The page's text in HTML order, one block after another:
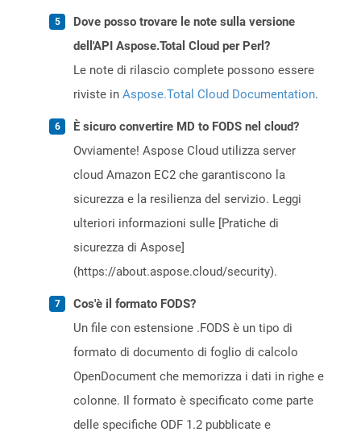
Dove posso trovare le note sulla versione
dell'API Aspose.Total Cloud per Perl?
Le note di rilascio complete possono essere
riviste in Aspose.Total Cloud Documentation.
È sicuro convertire MD to FODS nel cloud?
Ovviamente! Aspose Cloud utilizza server
cloud Amazon EC2 che garantiscono la
sicurezza e la resilienza del servizio. Leggi
ulteriori informazioni sulle [Pratiche di
sicurezza di Aspose]
(https://about.aspose.cloud/security).
Cos'è il formato FODS?
Un file con estensione .FODS è un tipo di
formato di documento di foglio di calcolo
OpenDocument che memorizza i dati in righe e
colonne. Il formato è specificato come parte
delle specifiche ODF 1.2 pubblicate e